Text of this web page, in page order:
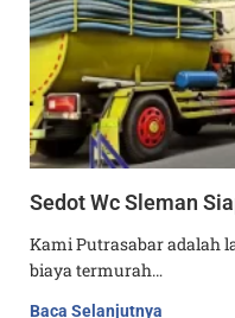
Sedot Wc Sleman
Kami Putrasabar adalah
biaya termurah…
Baca Selanjutnya